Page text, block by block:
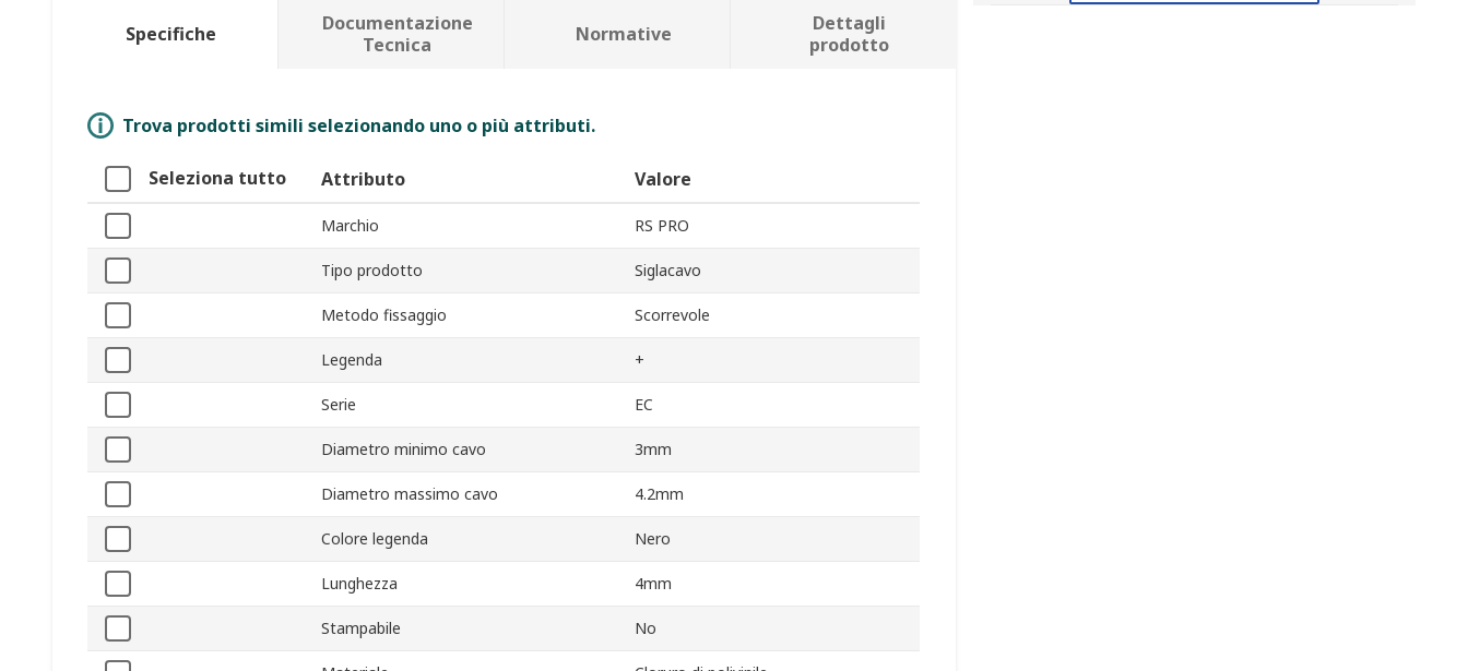
Specifiche
Documentazione
Tecnica
Normative
Dettagli
prodotto
Trova prodotti simili selezionando uno o più attributi.
Seleziona tutto Attributo Valore
Marchio RS PRO
Tipo prodotto Siglacavo
Metodo fissaggio Scorrevole
Legenda +
Serie EC
Diametro minimo cavo 3mm
Diametro massimo cavo 4.2mm
Colore legenda Nero
Lunghezza 4mm
Stampabile No